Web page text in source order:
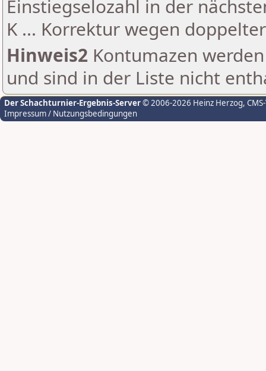
Einstiegselozahl in der
K ... Korrektur wegen
Hinweis2 Kontumazen
und sind in der Liste nicht
Der Schachturnier-Ergebnis-Server© 2006-2026 Heinz Herzog,
Impressum / Nutzungsbedingungen